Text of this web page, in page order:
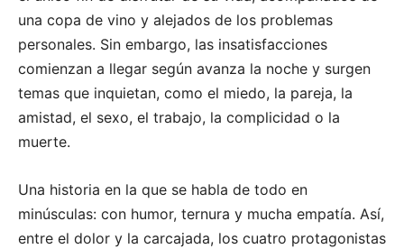
una copa de vino y alejados de los problemas
personales. Sin embargo, las insatisfacciones
comienzan a llegar según avanza la noche y surgen
temas que inquietan, como el miedo, la pareja, la
amistad, el sexo, el trabajo, la complicidad o la
muerte.
Una historia en la que se habla de todo en
minúsculas: con humor, ternura y mucha empatía. Así,
entre el dolor y la carcajada, los cuatro protagonistas